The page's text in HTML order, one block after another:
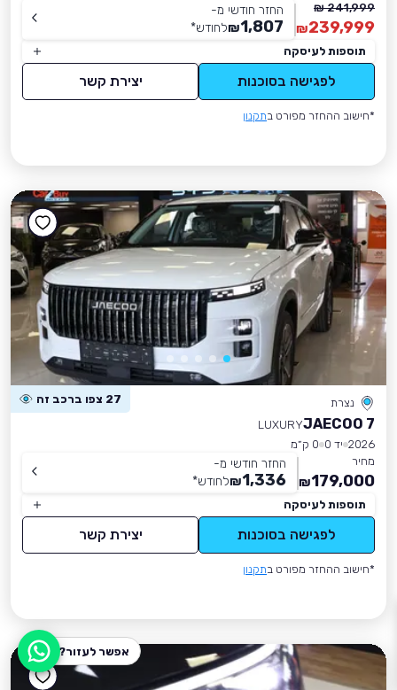
241,999 ₪
239,999
₪
החזר חודשי מ-
1,807
₪לחודש*
תוספות לעיסקה
לפגישה בסוכנות יצירת קשר
*חישוב ההחזר מפורט בתקנון
נצרת 27 צפו ברכב זה
JAECOO 7
LUXURY
2026 יד 0
0 ק״מ
מחיר
179,000
₪
החזר חודשי מ-
1,336
₪לחודש*
תוספות לעיסקה
לפגישה בסוכנות יצירת קשר
*חישוב ההחזר מפורט בתקנון
אפשר לעזור?